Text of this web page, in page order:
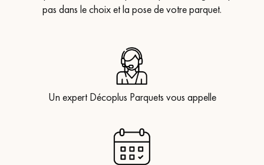
pas dans le choix et la pose de votre parquet.
Un expert Décoplus Parquets vous appelle